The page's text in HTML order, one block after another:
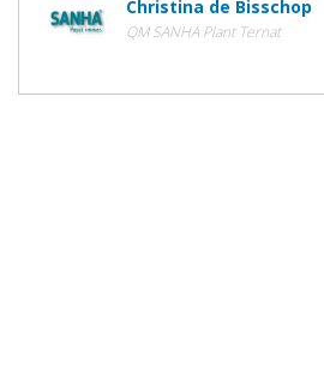
Christina de Bisschop
QM SANHA Plant Ternat